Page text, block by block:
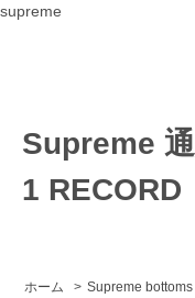
supreme
Supreme
1 RECORD
ホーム > Supreme bottoms